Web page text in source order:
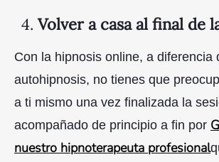
4. Volver a casa al final de
Con la hipnosis online, a diferencia
autohipnosis, no tienes que
a ti mismo una vez finalizada la
acompañado de principio a fin por
nuestro hipnoterapeuta profesional